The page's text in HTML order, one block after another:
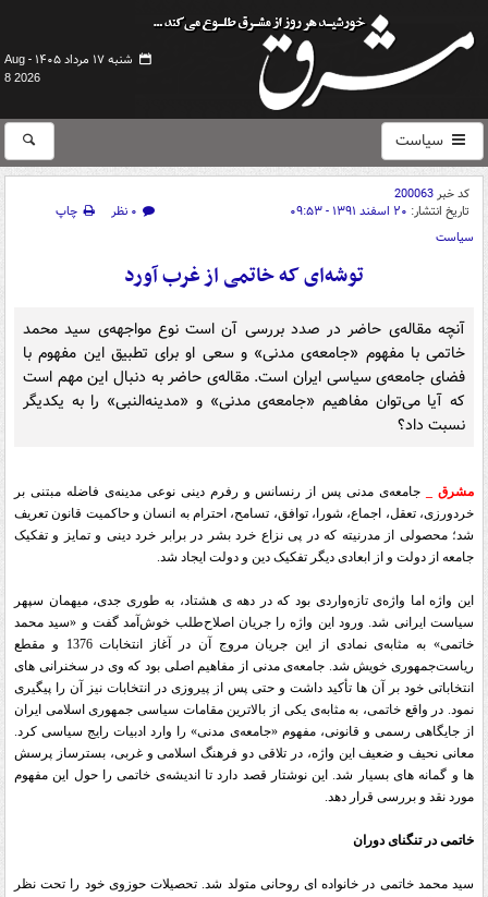
شنبه ۱۷ مرداد ۱۴۰۵ -
Aug
8 2026
سیاست
کد خبر200063
تاریخ انتشار: ۲۰ اسفند ۱۳۹۱ - ۰۹:۵۳ ۰ نظر
چاپ
سیاست
توشه‌ای که خاتمی از غرب آورد
آنچه مقاله‌ی حاضر در صدد بررسی آن است نوع مواجهه‌ی سید محمد
خاتمی با مفهوم «جامعه‌ی مدنی» و سعی او برای تطبیق این مفهوم با
فضای جامعه‌ی سیاسی ایران است. مقاله‌ی حاضر به دنبال این مهم است
که آیا می‌توان مفاهیم «جامعه‌ی مدنی» و «مدینه‌النبی» را به یکدیگر
نسبت داد؟
مشرق _ جامعه‌ی مدنی پس از رنسانس و رفرم دینی نوعی مدینه‌ی فاضله مبتنی بر
خردورزی، تعقل، اجماع، شورا، توافق، تسامح، احترام به انسان و حاکمیت قانون تعریف
شد؛ محصولی از مدرنیته که در پی نزاع خرد بشر در برابر خرد دینی و تمایز و تفکیک
جامعه از دولت و از ابعادی دیگر تفکیک دین و دولت ایجاد شد.
این واژه اما واژه‌ی تازه‌واردی بود که در دهه ی هشتاد، به طوری جدی، میهمان سپهر
سیاست ایرانی شد. ورود این واژه را جریان اصلاح‌طلب خوش‌آمد گفت و «سید محمد
خاتمی» به مثابه‌ی نمادی از این جریان مروج آن در آغاز انتخابات 1376 و مقطع
ریاست‌جمهوری خویش شد. جامعه‌ی مدنی از مفاهیم اصلی بود که وی در سخنرانی های
انتخاباتی خود بر آن ها تأکید داشت و حتی پس از پیروزی در انتخابات نیز آن را پیگیری
نمود. در واقع خاتمی، به مثابه‌ی یکی از بالاترین مقامات سیاسی جمهوری اسلامی ایران
از جایگاهی رسمی و قانونی، مفهوم «جامعه‌ی مدنی» را وارد ادبیات رایج سیاسی کرد.
معانی نحیف و ضعیف این واژه، در تلاقی دو فرهنگ اسلامی و غربی، بسترساز پرسش
ها و گمانه های بسیار شد. این نوشتار قصد دارد تا اندیشه‌ی خاتمی را حول این مفهوم
مورد نقد و بررسی قرار دهد.
خاتمی در تنگنای دوران
سید محمد خاتمی در خانواده ای روحانی متولد شد. تحصیلات حوزوی خود را تحت نظر